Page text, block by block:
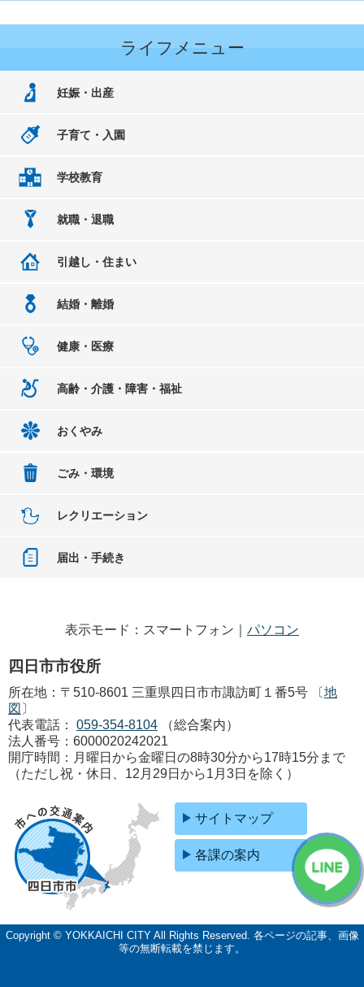
ライフメニュー
妊娠・出産
子育て・入園
学校教育
就職・退職
引越し・住まい
結婚・離婚
健康・医療
高齢・介護・障害・福祉
おくやみ
ごみ・環境
レクリエーション
届出・手続き
表示モード：スマートフォン｜ パソコン
四日市市役所
所在地：〒510-8601 三重県四日市市諏訪町１番5号 〔地
図 〕
代表電話：
059-354-8104
（総合案内）
法人番号：6000020242021
開庁時間：月曜日から金曜日の8時30分から17時15分まで
（ただし祝・休日、12月29日から1月3日を除く）
サイトマップ
各課の案内
Copyright © YOKKAICHI CITY All Rights Reserved. 各ページの記事、画像
等の無断転載を禁じます。